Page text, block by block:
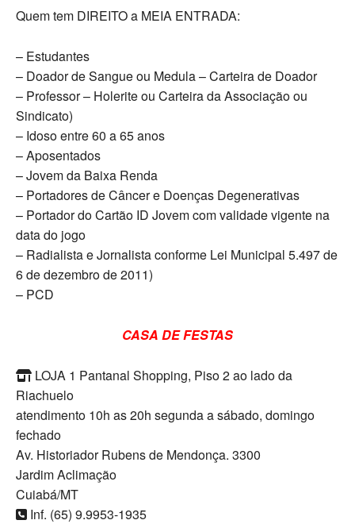
Quem tem DIREITO a MEIA ENTRADA:
– Estudantes
– Doador de Sangue ou Medula – Carteira de Doador
– Professor – Holerite ou Carteira da Associação ou
Sindicato)
– Idoso entre 60 a 65 anos
– Aposentados
– Jovem da Baixa Renda
– Portadores de Câncer e Doenças Degenerativas
– Portador do Cartão ID Jovem com validade vigente na
data do jogo
– Radialista e Jornalista conforme Lei Municipal 5.497 de
6 de dezembro de 2011)
– PCD
CASA DE FESTAS
LOJA 1 Pantanal Shopping, Piso 2 ao lado da
Riachuelo
atendimento 10h as 20h segunda a sábado, domingo
fechado
Av. Historiador Rubens de Mendonça. 3300
Jardim Aclimação
Cuiabá/MT
Inf. (65) 9.9953-1935